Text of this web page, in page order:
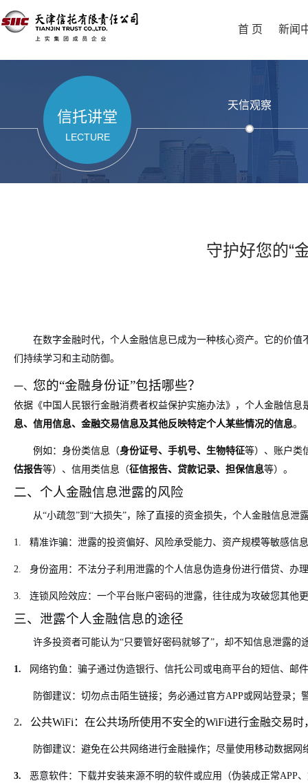
首 页 新闻
信托讲堂
LECTURE
天信观察
守护好您的“
在数字金融时代，个人金融信息已成为一种核心资产。它的价
们持续学习和主动防御。
一、 您的“金融身份证”包括哪些？
依据《中国人民银行金融消费者权益保护实施办法》，个人金融信
息、信用信息、金融交易信息及其他反映特定个人某些情况的信息。
例如：身份类信息（身份证号、手机号、生物特征等）、账户类
估报告等）、信用类信息（征信报告、贷款记录、担保信息等）。
二、 个人金融信息泄露的风险
从“小疏忽”到“大损失”，除了直接的资金损失，个人金融信息泄
1. 精准诈骗 ：泄露的投资偏好、风险承受能力、资产规模等敏感信
2. 身份盗用 ：不法分子利用泄露的个人信息伪造身份进行借贷、办
3. 连锁风险效应：一个平台账户密码的泄露，往往成为攻破您其他
三、泄露个人金融信息的途径
许多投资者可能认为“只要管好密码就够了”，却不知信息泄露的
1. 网络钓鱼 ：骗子通过伪造银行、信托公司或电商平台的短信、邮
防御建议： 切勿点击陌生链接；务必通过官方APP或网站登录；
2. 公共WiFi ：在公共场所使用不安全的WiFi进行金融交易时
防御建议： 避免在公共网络进行金融操作；尽量使用移动数据网
3. 恶意软件：下载并安装来源不明的软件或应用（伪装成正常APP